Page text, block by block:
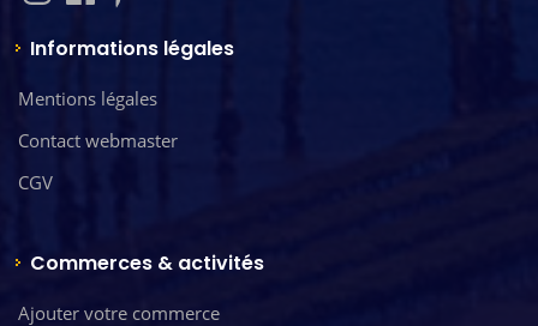
Informations légales
Mentions légales
Contact webmaster
CGV
Commerces & activités
Ajouter votre commerce